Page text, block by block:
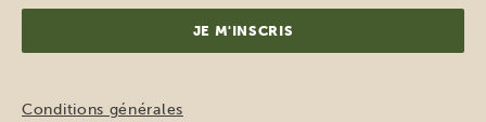
Conditions générales